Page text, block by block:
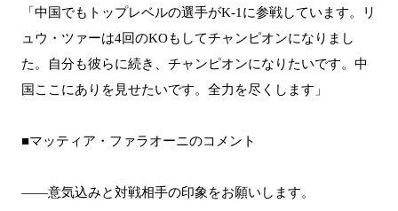
「中国でもトップレベルの選手がK-1に参戦しています。リ
ュウ・ツァーは4回のKOもしてチャンピオンになりまし
た。自分も彼らに続き、チャンピオンになりたいです。中
国ここにありを見せたいです。全力を尽くします」
■マッティア・ファラオーニのコメント
――意気込みと対戦相手の印象をお願いします。